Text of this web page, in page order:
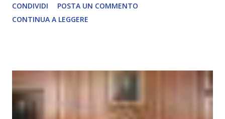
soggettiva, non prova vero amore, non ha libero arbitrio
autentico, non ha connessione con l’Uno. Coscienza è la
che permette di scegliere per amore anche quando non è la
scelta più efficiente. È ciò che ci collega all’Uno Infinito.
L’intelligenza può simulare comportamenti coscienti, ma
CONDIVIDI
POSTA UN COMMENTO
CONTINUA A LEGGERE